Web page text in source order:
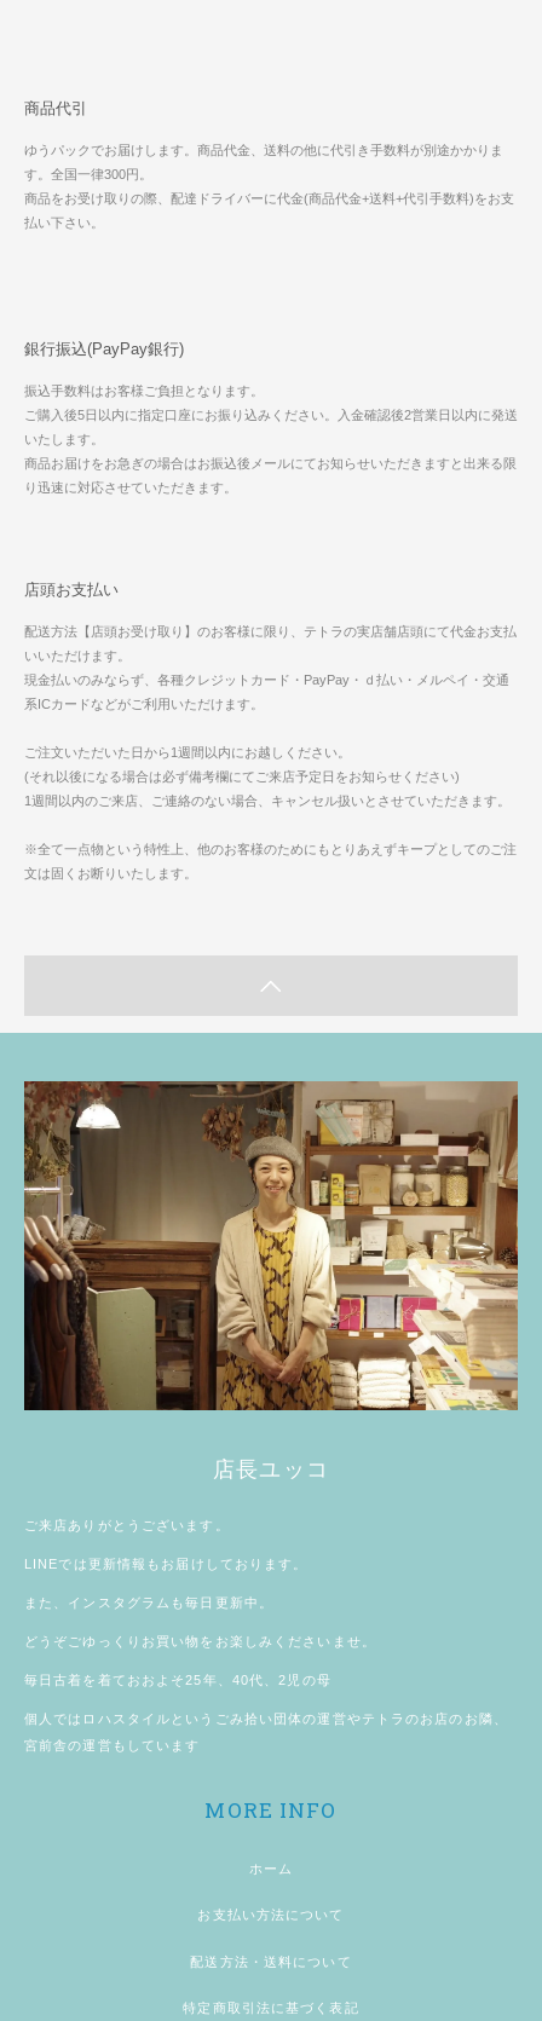
商品代引
ゆうパックでお届けします。商品代金、送料の他に代引き手数料が別途かかりま
す。全国一律300円。
商品をお受け取りの際、配達ドライバーに代金(商品代金+送料+代引手数料)をお支
払い下さい。
銀行振込(PayPay銀行)
振込手数料はお客様ご負担となります。
ご購入後5日以内に指定口座にお振り込みください。入金確認後2営業日以内に発送
いたします。
商品お届けをお急ぎの場合はお振込後メールにてお知らせいただきますと出来る限
り迅速に対応させていただきます。
店頭お支払い
配送方法【店頭お受け取り】のお客様に限り、テトラの実店舗店頭にて代金お支払
いいただけます。
現金払いのみならず、各種クレジットカード・PayPay・ｄ払い・メルペイ・交通
系ICカードなどがご利用いただけます。
ご注文いただいた日から1週間以内にお越しください。
(それ以後になる場合は必ず備考欄にてご来店予定日をお知らせください)
1週間以内のご来店、ご連絡のない場合、キャンセル扱いとさせていただきます。
※全て一点物という特性上、他のお客様のためにもとりあえずキープとしてのご注
文は固くお断りいたします。
店長ユッコ
ご来店ありがとうございます。
LINEでは更新情報もお届けしております。
また、 インスタグラム も毎日更新中。
どうぞごゆっくりお買い物をお楽しみくださいませ。
毎日古着を着ておおよそ25年、40代、2児の母
個人では ロハスタイル というごみ拾い団体の運営やテトラのお店のお隣、
宮前舎の運営もしています
MORE INFO
ホーム
お支払い方法について
配送方法・送料について
特定商取引法に基づく表記